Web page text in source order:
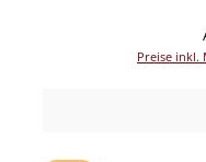
Preise inkl.